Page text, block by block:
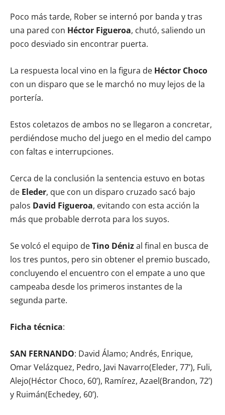
Poco más tarde, Rober se internó por banda y tras
una pared con Héctor Figueroa, chutó, saliendo un
poco desviado sin encontrar puerta.
La respuesta local vino en la figura de Héctor Choco
con un disparo que se le marchó no muy lejos de la
portería.
Estos coletazos de ambos no se llegaron a concretar,
perdiéndose mucho del juego en el medio del campo
con faltas e interrupciones.
Cerca de la conclusión la sentencia estuvo en botas
de Eleder, que con un disparo cruzado sacó bajo
palos David Figueroa, evitando con esta acción la
más que probable derrota para los suyos.
Se volcó el equipo deTino Dénizal final en busca de
los tres puntos, pero sin obtener el premio buscado,
concluyendo el encuentro con el empate a uno que
campeaba desde los primeros instantes de la
segunda parte.
Ficha técnica:
SAN FERNANDO: David Álamo; Andrés, Enrique,
Omar Velázquez, Pedro, Javi Navarro(Eleder, 77’), Fuli,
Alejo(Héctor Choco, 60’), Ramírez, Azael(Brandon, 72’)
y Ruimán(Echedey, 60’).